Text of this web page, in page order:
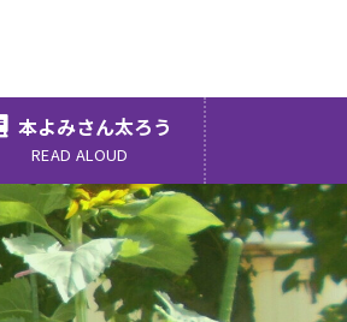
本よみさん太ろう
READ ALOUD